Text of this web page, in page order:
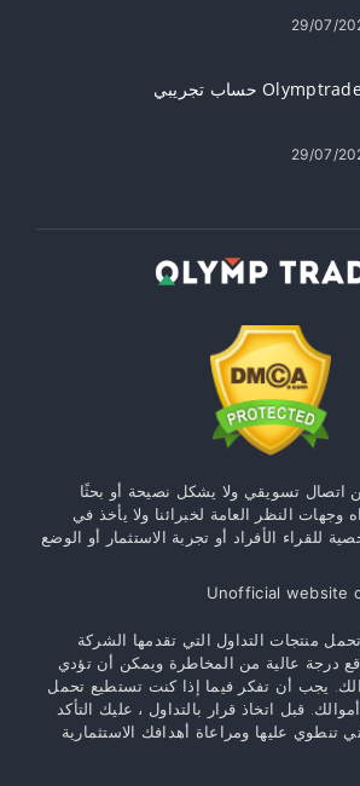
29/07/
Olymptrade حساب تجريبي
29/07/
اتصال تسويقي ولا يشكل نصيحة أو بحثًا
وجهات النظر العامة لخبرائنا ولا يأخذ في
للقراء الأفراد أو تجربة الاستثمار أو الوضع
Unofficial website
منتجات التداول التي تقدمها الشركة
درجة عالية من المخاطرة ويمكن أن تؤدي
يجب أن تفكر فيما إذا كنت تستطيع تحمل
قبل اتخاذ قرار بالتداول ، عليك التأكد
تنطوي عليها ومراعاة أهدافك الاستثمارية